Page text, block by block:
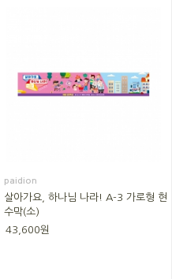
paidion
살아가요, 하나님 나라! A-3 가로형 현
수막(소)
43,600원